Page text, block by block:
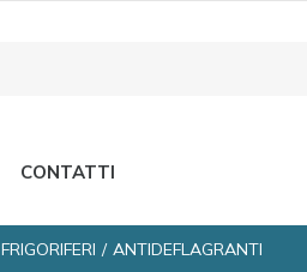
CONTATTI
FRIGORIFERI ANTIDEFLAGRANTI